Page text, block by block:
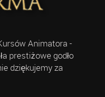
Animatora -
prestiżowe godło
dziękujemy za